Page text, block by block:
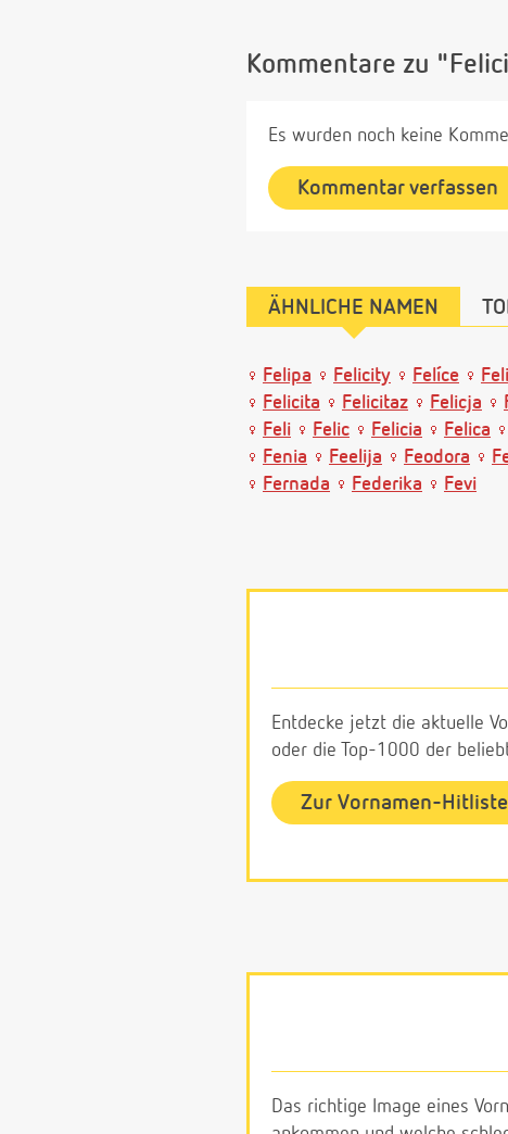
Kommentare zu
Es wurden noch keine
Kommentar verfassen
ÄHNLICHE NAMEN
Felipa Felicity Felíce
Felicita
Felicitaz Felicja
Feli
Felic Felicia Felica
Fenia
Feelija Feodora
Fernada
Federika Fevi
Entdecke jetzt die aktuelle
oder die Top-1000 der
Zur Vornamen-Hitliste
Das richtige Image eines